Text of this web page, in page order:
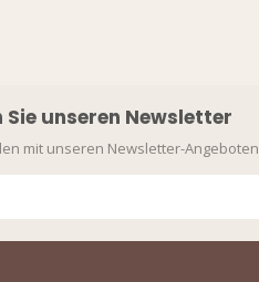
Sie unseren Newsletter
mit unseren Newsletter-Angeboten